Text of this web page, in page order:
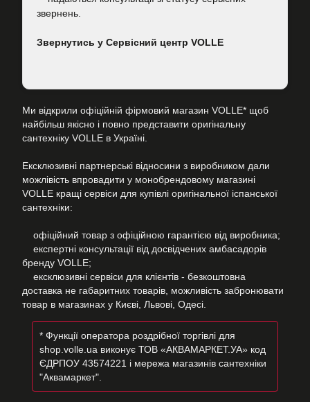
звернень.
Звернутись у Сервісний центр VOLLE
Ми відкрили офіційній фірмовий магазин VOLLE* щоб
найбільш якісно і повно представити оригінальну
сантехніку VOLLE в Україні.
Ексклюзивні партнерські відносини з виробником дали
можлівість впровадити у монобрендовому магазині
VOLLE кращі сервіси для купівлі оригінальної іспанської
сантехніки:
офіційний товар з офіційною гарантією від виробника;
експертні консультації від досвідчених амбасадорів
бренду VOLLE;
ексклюзивні сервіси для клієнтів - безкоштовна
доставка не габаритних товарів, можливість забронювати
товар в магазинах у Києві, Львові, Одесі.
* Функції оператора роздрібної торгівлі для
shop.volle.ua виконує ТОВ «АКВАМАРКЕТ.УА» код
ЄДРПОУ 43574221 і мережа магазинів сантехніки
"Аквамаркет".